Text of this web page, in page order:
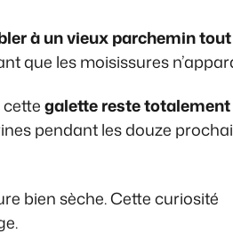
à un vieux parchemin
que les moisissures
galette reste
pendant les douze
bien sèche. Cette curiosité